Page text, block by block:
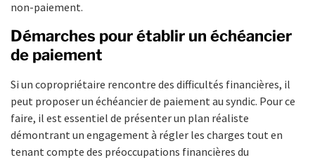
non-paiement.
Démarches pour établir un échéancier
de paiement
Si un copropriétaire rencontre des difficultés financières, il
peut proposer un échéancier de paiement au syndic. Pour ce
faire, il est essentiel de présenter un plan réaliste
démontrant un engagement à régler les charges tout en
tenant compte des préoccupations financières du